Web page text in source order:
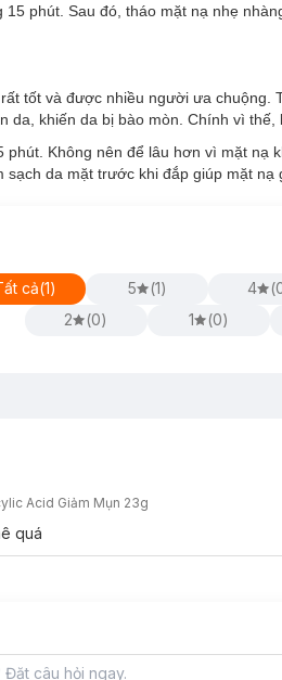
đặc biệt là da dầu, da mụn.
.
phút. Sau đó, tháo mặt nạ nhẹ
tốt và được nhiều người ưa
da, khiến da bị bào mòn. Chính vì
phút. Không nên để lâu hơn vì mặt
da mặt trước khi đắp giúp mặt nạ
cả(1) 5 (1) 4 (
2
(0) 1 (0)
Acid Giảm Mụn 23g
quá